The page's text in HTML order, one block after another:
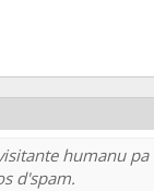
humanu pa
d'spam.